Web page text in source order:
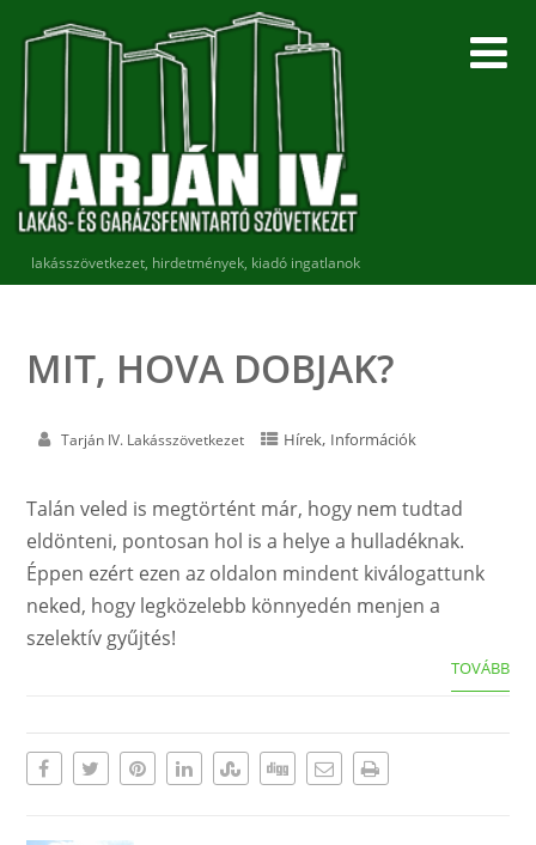
lakásszövetkezet, hirdetmények, kiadó ingatlanok
MIT, HOVA DOBJAK?
Tarján IV. Lakásszövetkezet Hírek, Információk
Talán veled is megtörtént már, hogy nem tudtad
eldönteni, pontosan hol is a helye a hulladéknak.
Éppen ezért ezen az oldalon mindent kiválogattunk
neked, hogy legközelebb könnyedén menjen a
szelektív gyűjtés!
TOVÁBB